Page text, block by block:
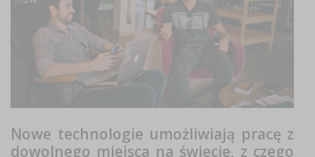
Nowe technologie umożliwiają pracę z
dowolnego miejsca na świecie, z czego